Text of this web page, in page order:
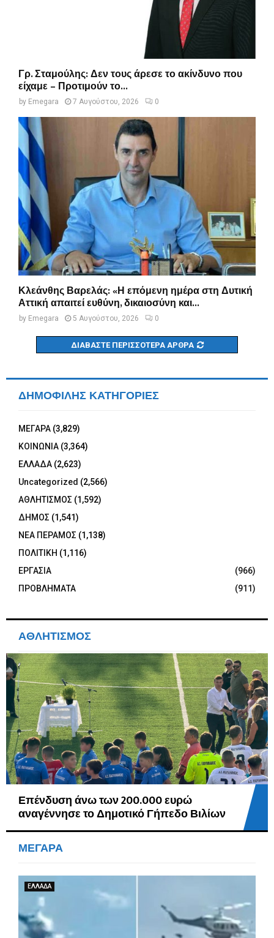
Γρ. Σταμούλης: Δεν τους άρεσε το ακίνδυνο που
είχαμε – Προτιμούν το...
by Emegara 7 Αυγούστου, 2026 0
Κλεάνθης Βαρελάς: «Η επόμενη ημέρα στη Δυτική
Αττική απαιτεί ευθύνη, δικαιοσύνη και...
by Emegara 5 Αυγούστου, 2026 0
ΔΙΑΒΆΣΤΕ ΠΕΡΙΣΣΌΤΕΡΑ ΆΡΘΡΑ
ΔΗΜΟΦΙΛΗΣ ΚΑΤΗΓΟΡΙΕΣ
ΜΕΓΑΡΑ (3,829)
ΚΟΙΝΩΝΙΑ (3,364)
ΕΛΛΑΔΑ (2,623)
Uncategorized (2,566)
ΑΘΛΗΤΙΣΜΟΣ (1,592)
ΔΗΜΟΣ (1,541)
ΝΕΑ ΠΕΡΑΜΟΣ (1,138)
ΠΟΛΙΤΙΚΗ (1,116)
ΕΡΓΑΣΙΑ
(966)
ΠΡΟΒΛΗΜΑΤΑ
(911)
ΑΘΛΗΤΙΣΜΟΣ
ΑΟ Μεγάρων: Στην κορυφαία τετράδα
της Ελλάδας η Κατερίνα Θεοδώρου
ΜΕΓΑΡΑ
ΕΛΛΑΔΑ